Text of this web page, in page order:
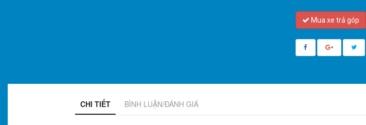
Mua xe trả góp
CHI TIẾT BÌNH LUẬN/ĐÁNH GIÁ